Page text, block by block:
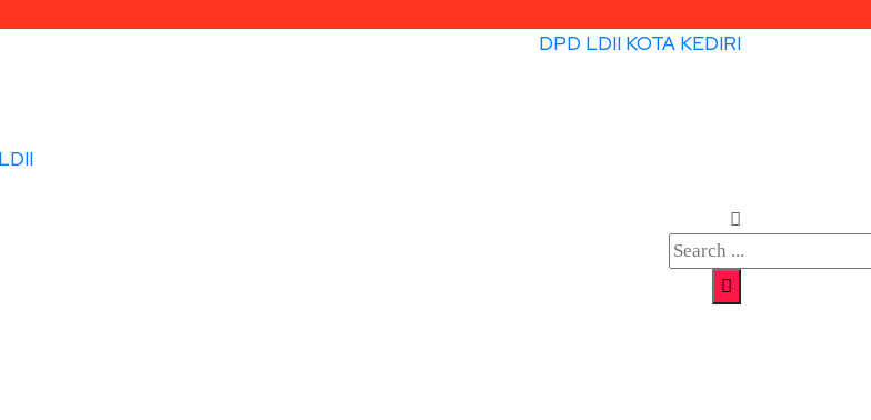
DPD LDII KOTA KEDIRI